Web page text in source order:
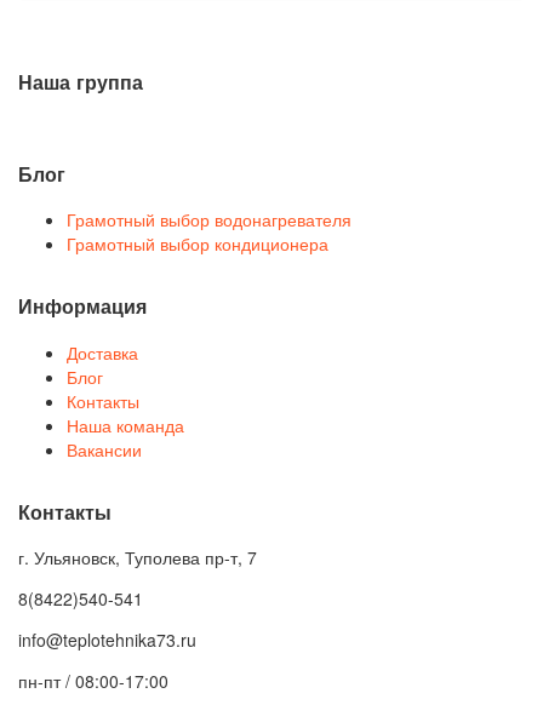
Наша группа
Блог
Грамотный выбор водонагревателя
Грамотный выбор кондиционера
Информация
Доставка
Блог
Контакты
Наша команда
Вакансии
Контакты
г. Ульяновск, Туполева пр-т, 7
8(8422)540-541
info@teplotehnika73.ru
пн-пт / 08:00-17:00